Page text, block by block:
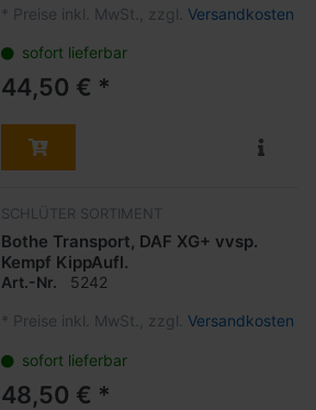
* Preise inkl. MwSt., zzgl. Versandkosten
sofort lieferbar
44,50 € *
SCHLÜTER SORTIMENT
Bothe Transport, DAF XG+ vvsp.
Kempf KippAufl.
Art.-Nr. 5242
* Preise inkl. MwSt., zzgl. Versandkosten
sofort lieferbar
48,50 € *